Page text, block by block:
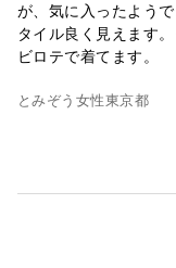
が、気に入ったよう
タイル良く見えます
ビロテで着てます。
とみぞう 女性東京都